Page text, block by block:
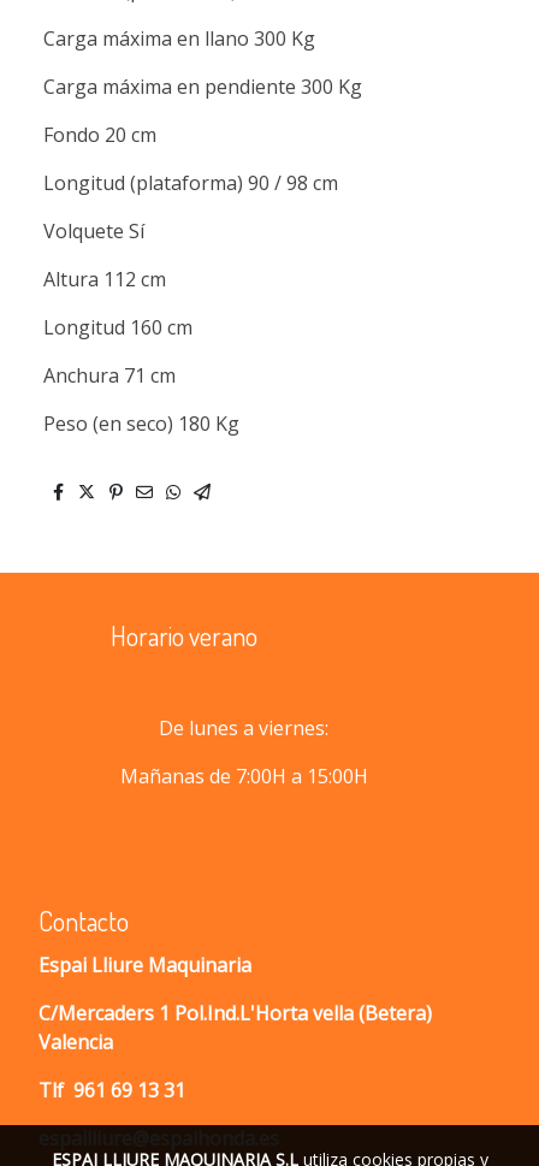
Carga máxima en llano 300 Kg
Carga máxima en pendiente 300 Kg
Fondo 20 cm
Longitud (plataforma) 90 / 98 cm
Volquete Sí
Altura 112 cm
Longitud 160 cm
Anchura 71 cm
Peso (en seco) 180 Kg
Horario verano
De lunes a viernes:
Mañanas de 7:00H a 15:00H
Contacto
Espai Lliure Maquinaria
C/Mercaders 1 Pol.Ind.L'Horta vella (Betera)
Valencia
Tlf 961 69 13 31
ESPAI LLIURE MAQUINARIA S.Lutiliza cookies propias y